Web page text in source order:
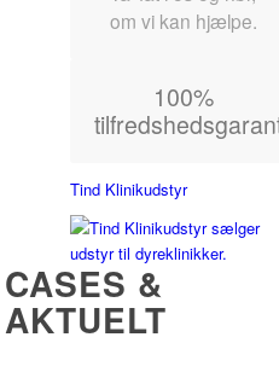
om vi kan hjælpe.
100%
Tind Klinikudstyr
CASES &
AKTUELT